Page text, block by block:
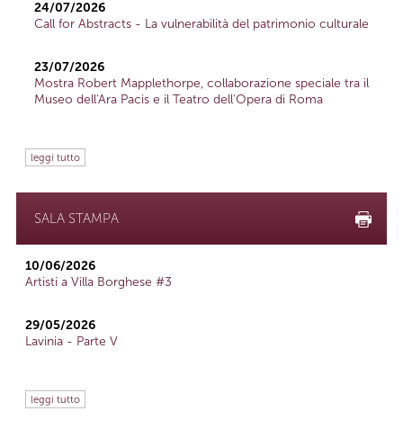
24/07/2026
Call for Abstracts - La vulnerabilità del patrimonio culturale
23/07/2026
Mostra Robert Mapplethorpe, collaborazione speciale tra il
Museo dell'Ara Pacis e il Teatro dell'Opera di Roma
leggi tutto
SALA STAMPA
10/06/2026
Artisti a Villa Borghese #3
29/05/2026
Lavinia - Parte V
leggi tutto